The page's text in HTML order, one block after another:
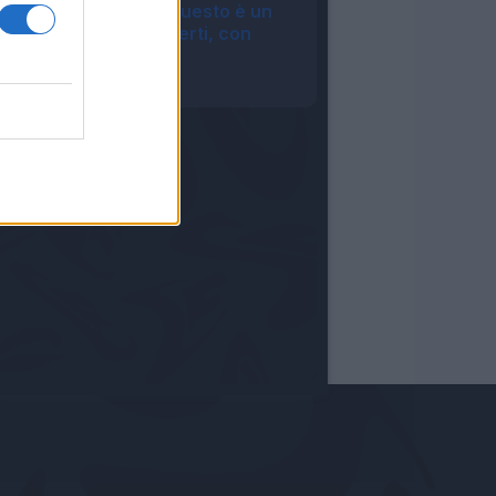
Roma, Castro: "Questo è un
sogno a occhi aperti, con